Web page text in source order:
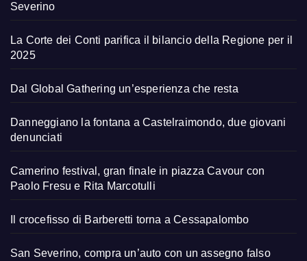
Severino
La Corte dei Conti parifica il bilancio della Regione per il
2025
Dal Global Gathering un’esperienza che resta
Danneggiano la fontana a Castelraimondo, due giovani
denunciati
Camerino festival, gran finale in piazza Cavour con
Paolo Fresu e Rita Marcotulli
Il crocefisso di Barberetti torna a Cessapalombo
San Severino, compra un’auto con un assegno falso